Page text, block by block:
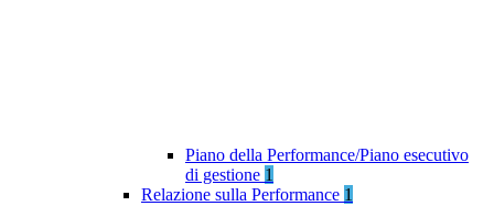
Piano della Performance/Piano esecutivo
di gestione 1
Relazione sulla Performance 1